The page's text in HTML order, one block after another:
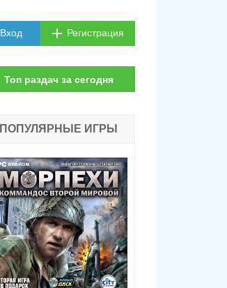
Вход Регистрация
Топ раздач за сегодня
ПОПУЛЯРНЫЕ ИГРЫ